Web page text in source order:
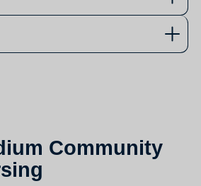
Community